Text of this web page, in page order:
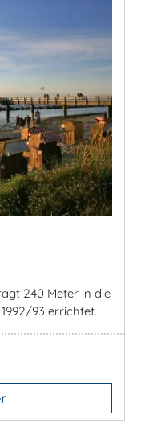
240 Meter in die
93 errichtet.